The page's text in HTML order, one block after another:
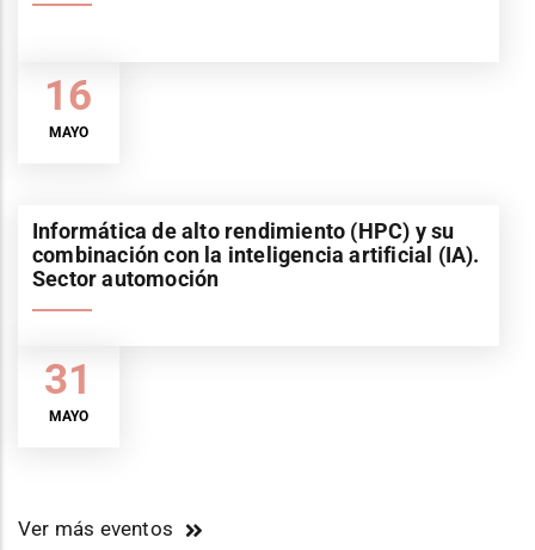
16
MAYO
31
MAYO
Informática de alto rendimiento (HPC) y su
combinación con la inteligencia artificial (IA).
Sector automoción
Ver más eventos